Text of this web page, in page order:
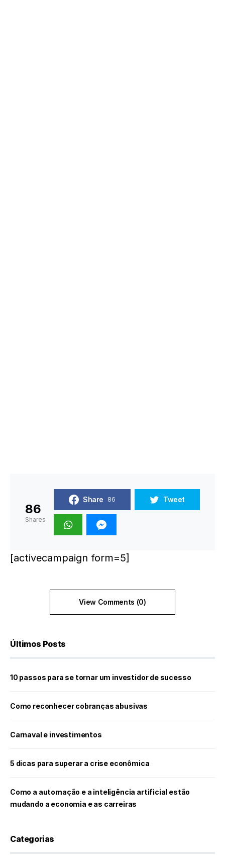
86
Shares
Share 86 Tweet
[activecampaign form=5]
View Comments (0)
Últimos Posts
10 passos para se tornar um investidor de sucesso
Como reconhecer cobranças abusivas
Carnaval e investimentos
5 dicas para superar a crise econômica
Como a automação e a inteligência artificial estão
mudando a economia e as carreiras
Categorias